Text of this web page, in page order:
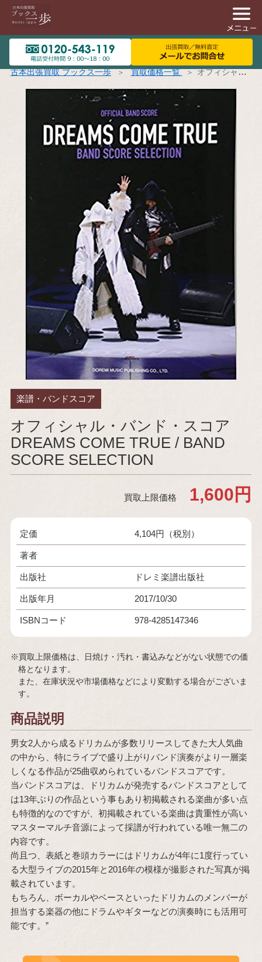
古本出張買取 ブックス一歩 買取価格一覧 オフィシャル・バンド・スコア DREAMS COME TRUE / BAND SCORE SELECTION
楽譜・バンドスコア
オフィシャル・バンド・スコア
DREAMS COME TRUE / BAND
SCORE SELECTION
買取上限価格 1,600円
定価 4,104円（税別）
著者
出版社 ドレミ楽譜出版社
出版年月 2017/10/30
ISBNコード 978-4285147346
※買取上限価格は、日焼け・汚れ・書込みなどがない状態での価
格となります。
また、在庫状況や市場価格などにより変動する場合がございま
す。
商品説明
男女2人から成るドリカムが多数リリースしてきた大人気曲
の中から、特にライブで盛り上がりバンド演奏がより一層楽
しくなる作品が25曲収められているバンドスコアです。
当バンドスコアは、ドリカムが発売するバンドスコアとして
は13年ぶりの作品という事もあり初掲載される楽曲が多い点
も特徴的なのですが、初掲載されている楽曲は貴重性が高い
マスターマルチ音源によって採譜が行われている唯一無二の
内容です。
尚且つ、表紙と巻頭カラーにはドリカムが4年に1度行ってい
る大型ライブの2015年と2016年の模様が撮影された写真が掲
載されています。
もちろん、ボーカルやベースといったドリカムのメンバーが
担当する楽器の他にドラムやギターなどの演奏時にも活用可
能です。”